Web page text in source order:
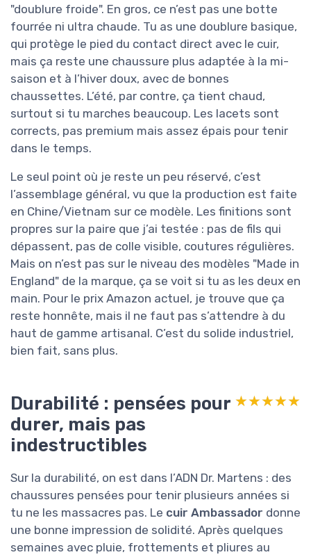
"doublure froide". En gros, ce n’est pas une botte
fourrée ni ultra chaude. Tu as une doublure basique,
qui protège le pied du contact direct avec le cuir,
mais ça reste une chaussure plus adaptée à la mi-
saison et à l’hiver doux, avec de bonnes
chaussettes. L’été, par contre, ça tient chaud,
surtout si tu marches beaucoup. Les lacets sont
corrects, pas premium mais assez épais pour tenir
dans le temps.
Le seul point où je reste un peu réservé, c’est
l’assemblage général, vu que la production est faite
en Chine/Vietnam sur ce modèle. Les finitions sont
propres sur la paire que j’ai testée : pas de fils qui
dépassent, pas de colle visible, coutures régulières.
Mais on n’est pas sur le niveau des modèles "Made in
England" de la marque, ça se voit si tu as les deux en
main. Pour le prix Amazon actuel, je trouve que ça
reste honnête, mais il ne faut pas s’attendre à du
haut de gamme artisanal. C’est du solide industriel,
bien fait, sans plus.
Durabilité : pensées pour
durer, mais pas
indestructibles
★★★★★
★★★★★
Sur la durabilité, on est dans l’ADN Dr. Martens : des
chaussures pensées pour tenir plusieurs années si
tu ne les massacres pas. Le cuir Ambassador donne
une bonne impression de solidité. Après quelques
semaines avec pluie, frottements et pliures au